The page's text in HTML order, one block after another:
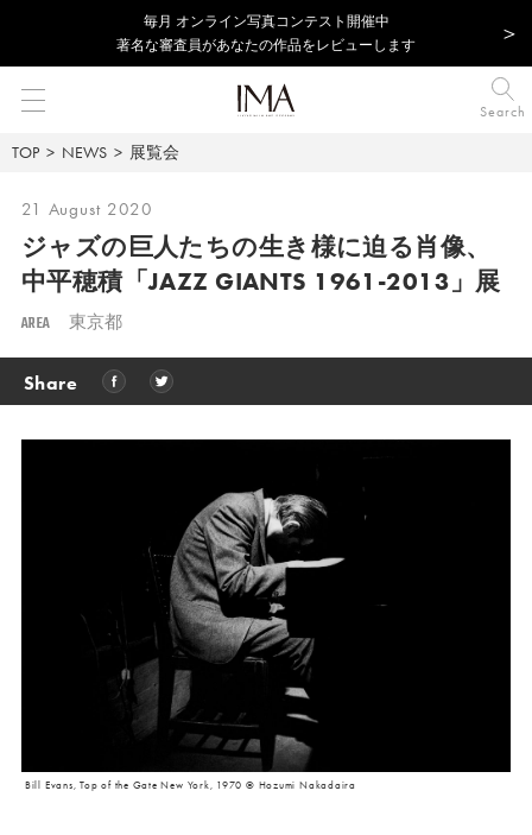
毎⽉ オンライン写真コンテスト開催中
著名な審査員があなたの作品をレビューします
Search
TOP NEWS 展覧会
21 August 2020
ジャズの巨人たちの生き様に迫る肖像、
中平穂積「JAZZ GIANTS 1961-2013」展
AREA 東京都
Share
Bill Evans, Top of the Gate New York, 1970 © Hozumi Nakadaira